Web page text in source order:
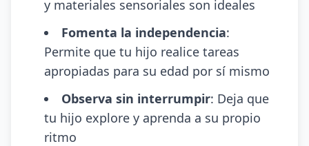
y materiales sensoriales son ideales
Fomenta la independencia:
Permite que tu hijo realice tareas
apropiadas para su edad por sí mismo
Observa sin interrumpir: Deja que
tu hijo explore y aprenda a su propio
ritmo